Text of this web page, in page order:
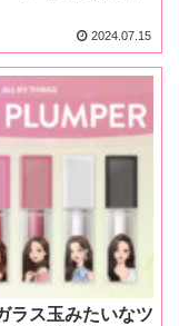
2024.07.15
ラス玉みたいなツ